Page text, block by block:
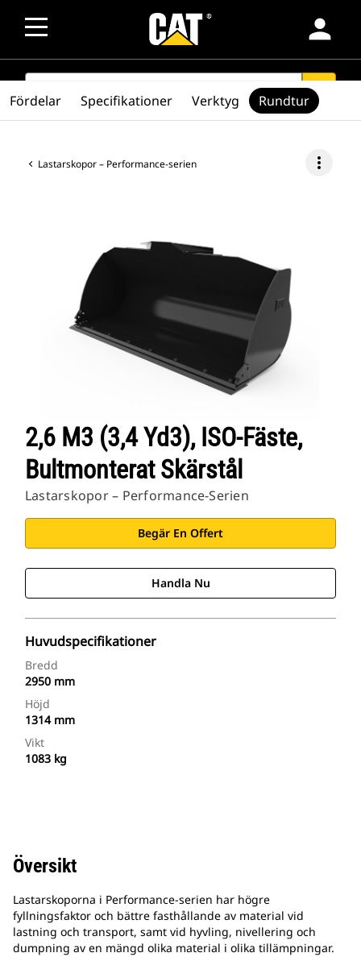
person
SEARCH search
Lastarskopor – Performance-serien more_vert
2,6 M3 (3,4 Yd3), ISO-Fäste,
Bultmonterat Skärstål
Lastarskopor – Performance-Serien
Begär En Offert
Handla Nu
Huvudspecifikationer
Bredd
2950 mm
Höjd
1314 mm
Vikt
1083 kg
Fördelar Specifikationer Verktyg Rundtur
Översikt
Lastarskoporna i Performance-serien har högre
fyllningsfaktor och bättre fasthållande av material vid
lastning och transport, samt vid hyvling, nivellering och
dumpning av en mängd olika material i olika tillämpningar.